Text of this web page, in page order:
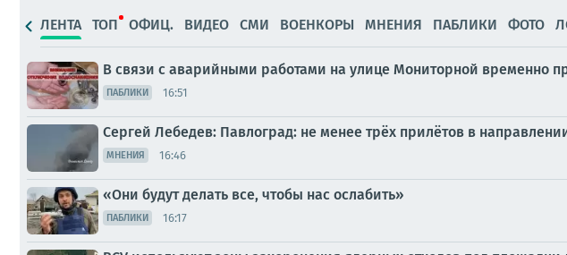
ЛЕНТА ТОП ОФИЦ. ВИДЕО СМИ ВОЕНКОРЫ МНЕНИЯ ПАБЛИКИ ФОТО
В связи с аварийными работами на улице Мониторной временно
ПАБЛИКИ 16:51
Сергей Лебедев: Павлоград: не менее трёх прилётов в
МНЕНИЯ 16:46
«Они будут делать все, чтобы нас ослабить»
ПАБЛИКИ 16:17